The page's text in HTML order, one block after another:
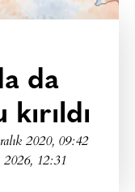
da
2020, 09:42
12:31